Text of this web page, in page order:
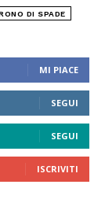
MI PIACE
SEGUI
SEGUI
ISCRIVITI
DI SPADE